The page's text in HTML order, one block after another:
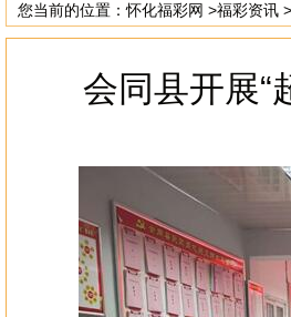
您当前的位置：怀化福彩网 >福彩资讯 >
会同县开展“